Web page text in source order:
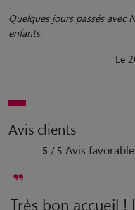
Quelques jours passés avec
enfants.
Le
Avis clients
5 / 5 Avis
Très bon accueil